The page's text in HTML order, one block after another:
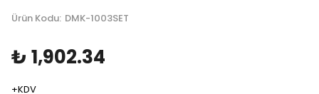
Ürün Kodu: DMK-1003SET
₺ 1,902.34
+KDV